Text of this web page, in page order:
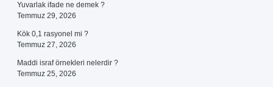
Yuvarlak ifade ne demek ?
Temmuz 29, 2026
Kök 0,1 rasyonel mi ?
Temmuz 27, 2026
Maddi israf örnekleri nelerdir ?
Temmuz 25, 2026